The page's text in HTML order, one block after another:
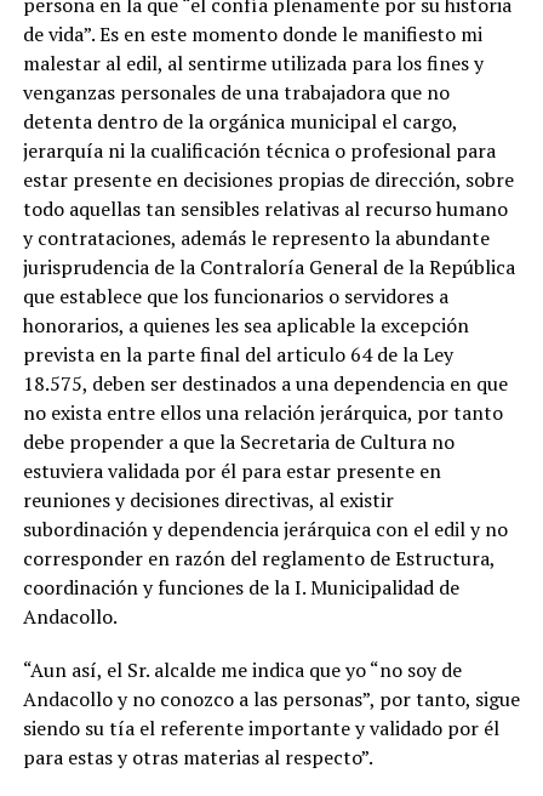
persona en la que “el confía plenamente por su historia
de vida”. Es en este momento donde le manifiesto mi
malestar al edil, al sentirme utilizada para los fines y
venganzas personales de una trabajadora que no
detenta dentro de la orgánica municipal el cargo,
jerarquía ni la cualificación técnica o profesional para
estar presente en decisiones propias de dirección, sobre
todo aquellas tan sensibles relativas al recurso humano
y contrataciones, además le represento la abundante
jurisprudencia de la Contraloría General de la República
que establece que los funcionarios o servidores a
honorarios, a quienes les sea aplicable la excepción
prevista en la parte final del articulo 64 de la Ley
18.575, deben ser destinados a una dependencia en que
no exista entre ellos una relación jerárquica, por tanto
debe propender a que la Secretaria de Cultura no
estuviera validada por él para estar presente en
reuniones y decisiones directivas, al existir
subordinación y dependencia jerárquica con el edil y no
corresponder en razón del reglamento de Estructura,
coordinación y funciones de la I. Municipalidad de
Andacollo.
“Aun así, el Sr. alcalde me indica que yo “no soy de
Andacollo y no conozco a las personas”, por tanto, sigue
siendo su tía el referente importante y validado por él
para estas y otras materias al respecto”.